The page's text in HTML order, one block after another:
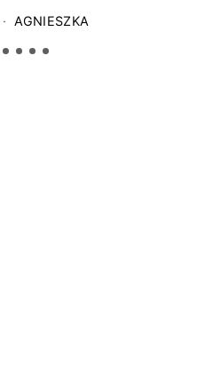
AGNIESZKA